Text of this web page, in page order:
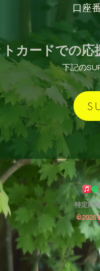
口座
カードでの応
下記の
特定商
©2026